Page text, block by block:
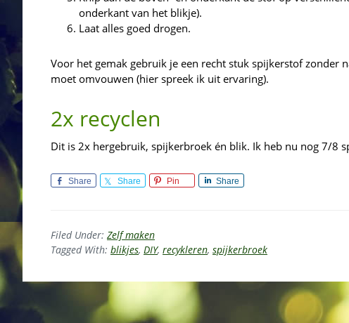
onderkant van het blikje).
Laat alles goed drogen.
Voor het gemak gebruik je een recht stuk spijkerstof zonder
moet omvouwen (hier spreek ik uit ervaring).
2x recyclen
Dit is 2x hergebruik, spijkerbroek én blik. Ik heb nu nog 7/8
Share Share Pin Share
Filed Under: Zelf maken
Tagged With: blikjes, DIY, recykleren, spijkerbroek